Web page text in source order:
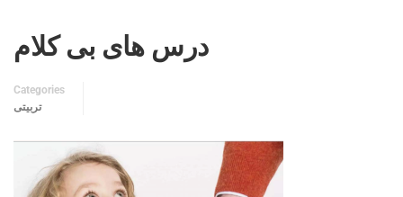
درس های بی کلام
Categories
تربیتی